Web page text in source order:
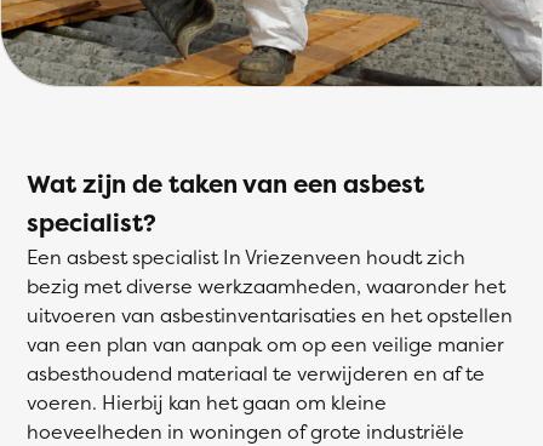
Wat zijn de taken van een asbest
specialist?
Een asbest specialist In Vriezenveen houdt zich
bezig met diverse werkzaamheden, waaronder het
uitvoeren van asbestinventarisaties en het opstellen
van een plan van aanpak om op een veilige manier
asbesthoudend materiaal te verwijderen en af te
voeren. Hierbij kan het gaan om kleine
hoeveelheden in woningen of grote industriële